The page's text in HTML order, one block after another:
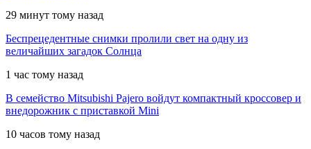
29 минут тому назад
Беспрецедентные снимки пролили свет на одну из
величайших загадок Солнца
1 час тому назад
В семейство Mitsubishi Pajero войдут компактный кроссовер и
внедорожник с приставкой Mini
10 часов тому назад